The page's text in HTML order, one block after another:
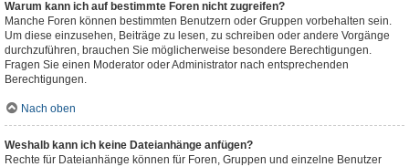
Warum kann ich auf bestimmte Foren nicht zugreifen?
Manche Foren können bestimmten Benutzern oder Gruppen vorbehalten sein.
Um diese einzusehen, Beiträge zu lesen, zu schreiben oder andere Vorgänge
durchzuführen, brauchen Sie möglicherweise besondere Berechtigungen.
Fragen Sie einen Moderator oder Administrator nach entsprechenden
Berechtigungen.
Nach oben
Weshalb kann ich keine Dateianhänge anfügen?
Rechte für Dateianhänge können für Foren, Gruppen und einzelne Benutzer